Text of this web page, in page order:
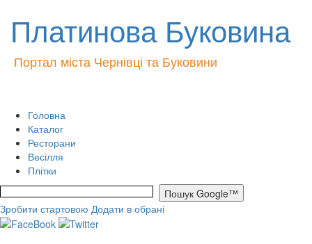
Платинова Буковина
Портал міста Чернівці та Буковини
Головна
Каталог
Ресторани
Весілля
Плітки
Зробити стартовою Додати в обрані